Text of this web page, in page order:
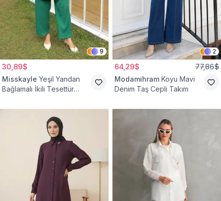
9
30,89$
Misskayle Yeşil Yandan
Bağlamalı İkili Tesettür
2
64,29$ 77,86$
Modamihram Koyu Mavi
Denim Taş Cepli Takım